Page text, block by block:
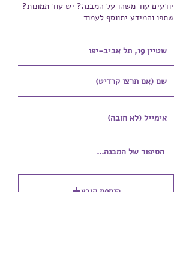
יודעים עוד משהו על המבנה? יש עוד תמונות?
שתפו והמידע יתווסף לעמוד
הוספת קובץ